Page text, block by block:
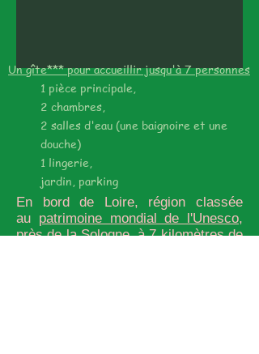
Un gîte*** pour accueillir jusqu'à 7 personnes
1 pièce principale,
2 chambres,
2 salles d'eau (une baignoire et une
douche)
1 lingerie,
jardin, parking
En bord de Loire, région classée
au patrimoine mondial de l'Unesco,
près de la Sologne, à 7 kilomètres de